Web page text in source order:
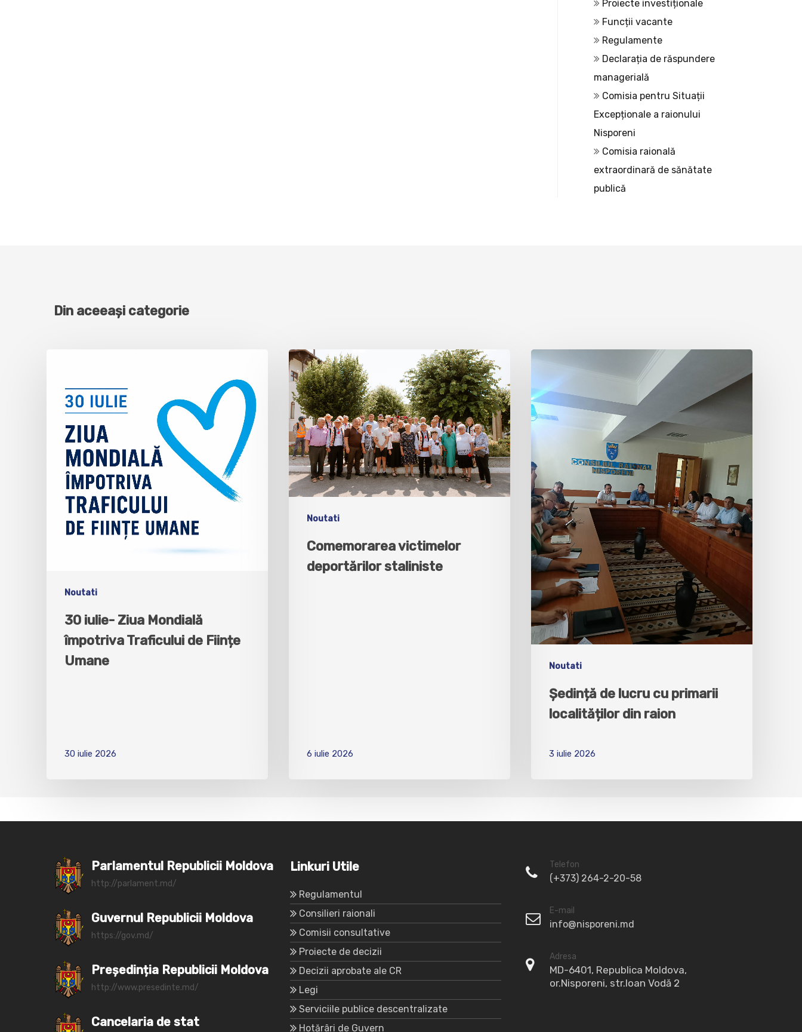
Proiecte investiționale
Funcții vacante
Regulamente
Declarația de răspundere
managerială
Comisia pentru Situații
Excepționale a raionului
Nisporeni
Comisia raională
extraordinară de sănătate
publică
Din aceeași categorie
Noutati
30 iulie- Ziua Mondială
împotriva Traficului de Ființe
Umane
30 iulie 2026
Noutati
Comemorarea victimelor
deportărilor staliniste
6 iulie 2026
Noutati
Ședință de lucru cu primarii
localităților din raion
3 iulie 2026
Parlamentul Republicii Moldova
http://parlament.md/
Guvernul Republicii Moldova
https://gov.md/
Președinția Republicii Moldova
http://www.presedinte.md/
Cancelaria de stat
Linkuri Utile
Regulamentul
Consilieri raionali
Comisii consultative
Proiecte de decizii
Decizii aprobate ale CR
Legi
Serviciile publice descentralizate
Hotărâri de Guvern
Telefon
(+373) 264-2-20-58
E-mail
info@nisporeni.md
Adresa
MD-6401, Republica Moldova,
or.Nisporeni, str.Ioan Vodă 2